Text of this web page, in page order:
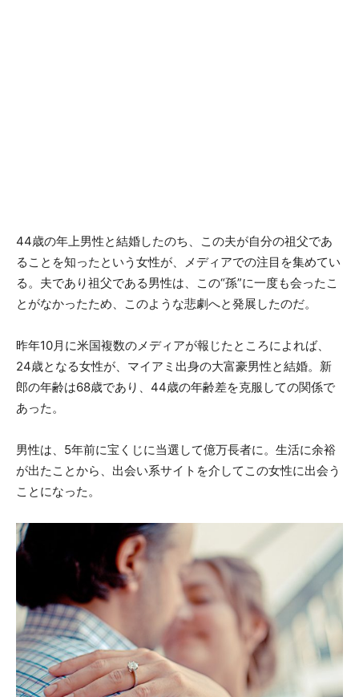
44歳の年上男性と結婚したのち、この夫が自分の祖父であ
ることを知ったという女性が、メディアでの注目を集めてい
る。夫であり祖父である男性は、この“孫”に一度も会ったこ
とがなかったため、このような悲劇へと発展したのだ。
昨年10月に米国複数のメディアが報じたところによれば、
24歳となる女性が、マイアミ出身の大富豪男性と結婚。新
郎の年齢は68歳であり、44歳の年齢差を克服しての関係で
あった。
男性は、5年前に宝くじに当選して億万長者に。生活に余裕
が出たことから、出会い系サイトを介してこの女性に出会う
ことになった。